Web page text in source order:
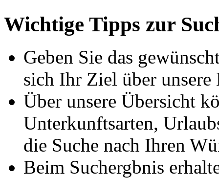
Wichtige Tipps zur
Geben Sie das
sich Ihr Ziel über unsere
Über unsere Übersicht
Unterkunftsarten,
die Suche nach Ihren
Beim Suchergbnis